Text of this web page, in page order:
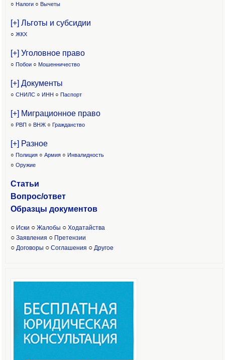
○ Налоги ○ Вычеты
[+] Льготы и субсидии
○ ЖКХ
[+] Уголовное право
○ Побои ○ Мошенничество
[+] Документы
○ СНИЛС ○ ИНН ○ Паспорт
[+] Миграционное право
○ РВП ○ ВНЖ ○ Гражданство
[+] Разное
○ Полиция ○ Армия ○ Инвалидность
○ Оружие
Статьи
Вопрос/ответ
Образцы документов
○ Иски ○ Жалобы ○ Ходатайства
○ Заявления ○ Претензии
○ Договоры ○ Соглашения ○ Другое